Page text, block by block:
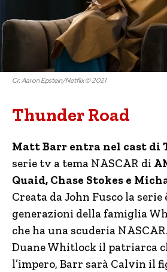
Cr. Aaron Epstein/Netflix © 2021
Thunder Road
Matt Barr entra nel cast di
serie tv a tema NASCAR di
Quaid, Chase Stokes e
Creata da John Fusco la serie
generazioni della famiglia
che ha una scuderia
Duane Whitlock il patriarca
l’impero, Barr sarà Calvin il